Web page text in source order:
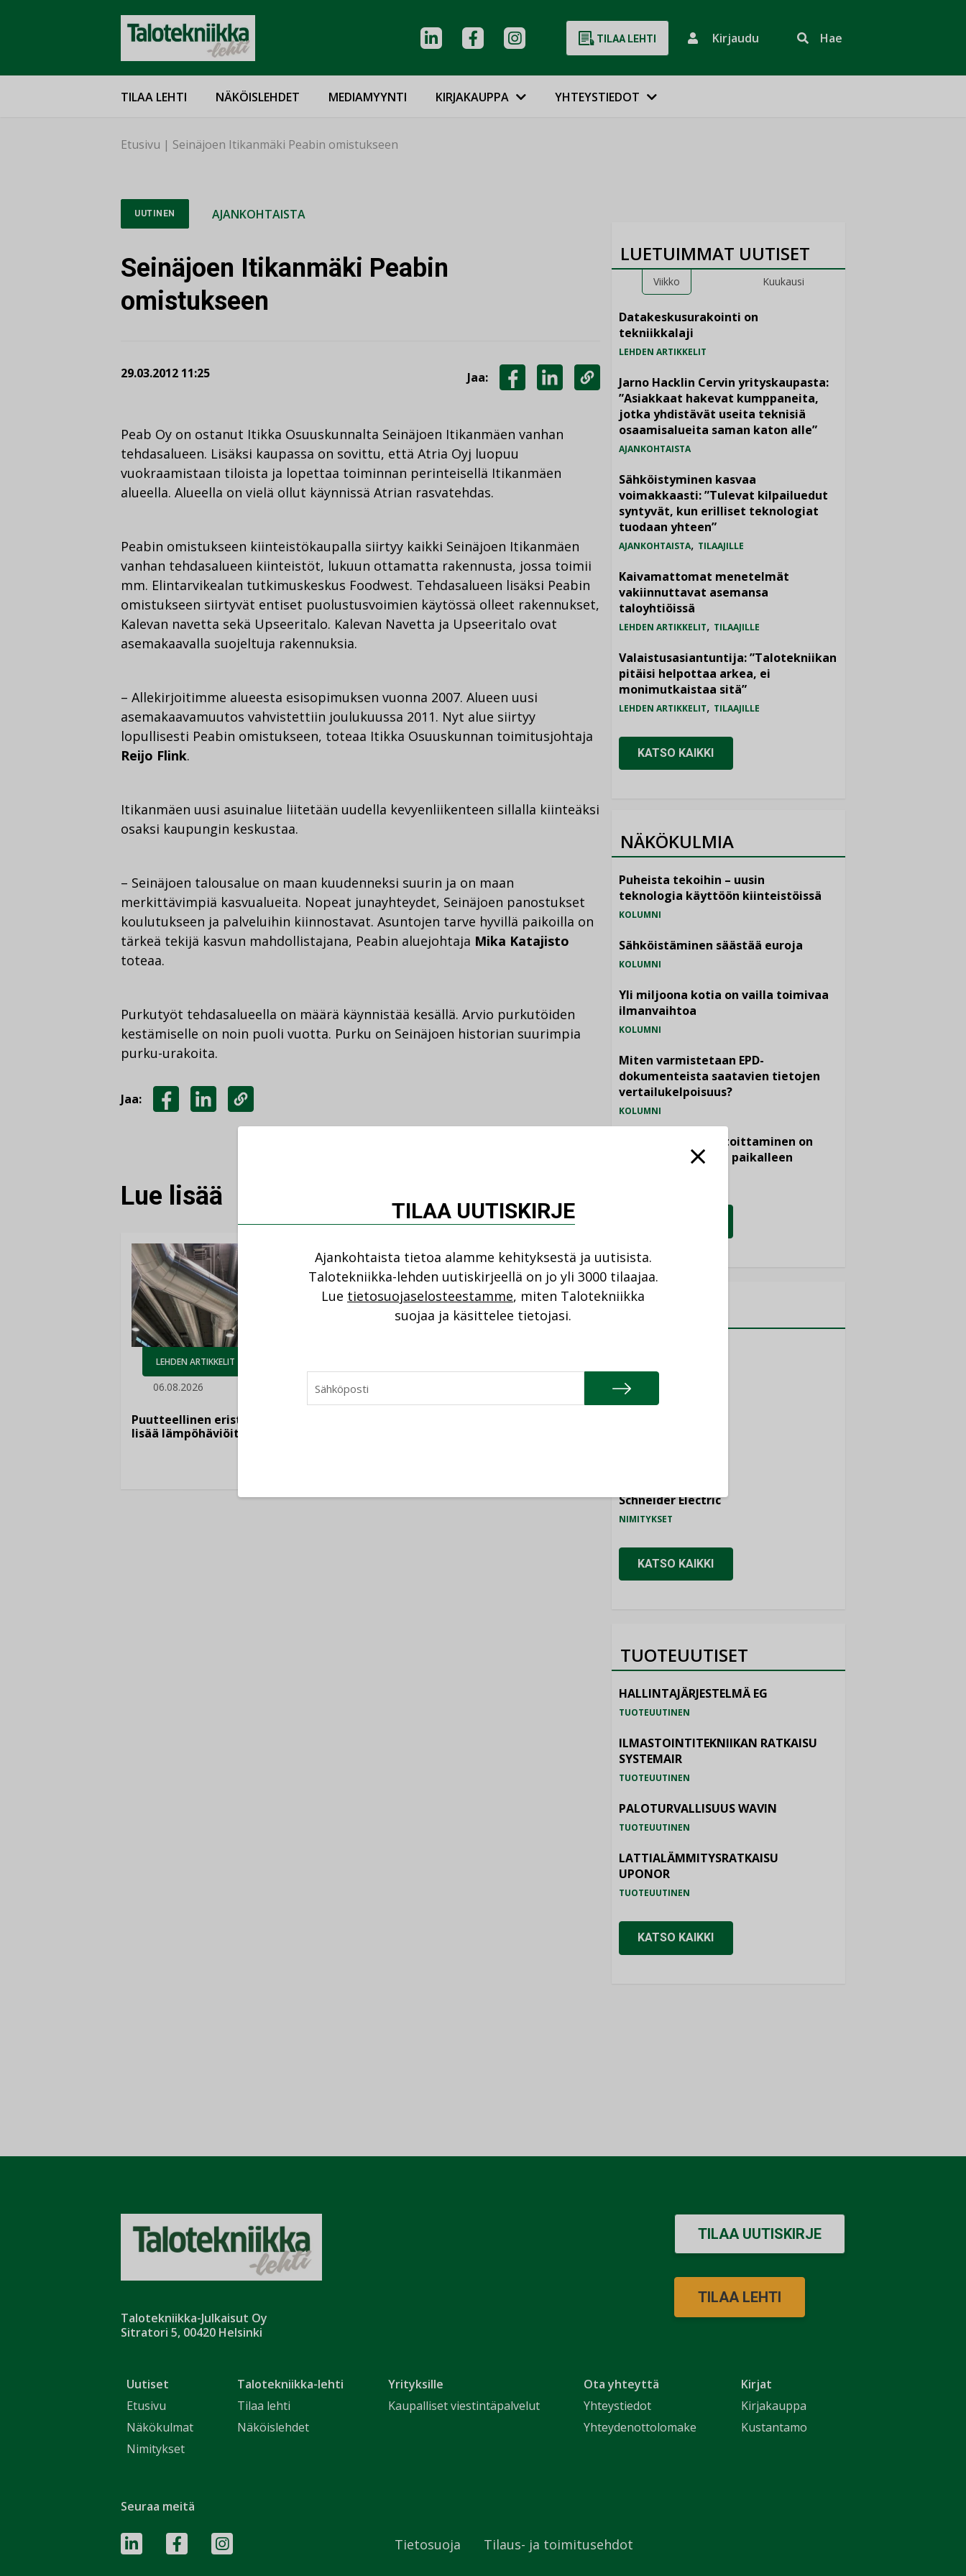
TILAA LEHTI Kirjaudu Hae
TILAA LEHTI NÄKÖISLEHDET MEDIAMYYNTI KIRJAKAUPPA YHTEYSTIEDOT
Etusivu | Seinäjoen Itikanmäki Peabin omistukseen
UUTINEN AJANKOHTAISTA
Seinäjoen Itikanmäki Peabin
omistukseen
29.03.2012 11:25 Jaa:
LINKEDINISSÄ
KOPIOI
LINKKI
Peab Oy on ostanut Itikka Osuuskunnalta Seinäjoen Itikanmäen vanhan
tehdasalueen. Lisäksi kaupassa on sovittu, että Atria Oyj luopuu
vuokraamistaan tiloista ja lopettaa toiminnan perinteisellä Itikanmäen
alueella. Alueella on vielä ollut käynnissä Atrian rasvatehdas.
Peabin omistukseen kiinteistökaupalla siirtyy kaikki Seinäjoen Itikanmäen
vanhan tehdasalueen kiinteistöt, lukuun ottamatta rakennusta, jossa toimii
mm. Elintarvikealan tutkimuskeskus Foodwest. Tehdasalueen lisäksi Peabin
omistukseen siirtyvät entiset puolustusvoimien käytössä olleet rakennukset,
Kalevan navetta sekä Upseeritalo. Kalevan Navetta ja Upseeritalo ovat
asemakaavalla suojeltuja rakennuksia.
– Allekirjoitimme alueesta esisopimuksen vuonna 2007. Alueen uusi
asemakaavamuutos vahvistettiin joulukuussa 2011. Nyt alue siirtyy
lopullisesti Peabin omistukseen, toteaa Itikka Osuuskunnan toimitusjohtaja
Reijo Flink.
Itikanmäen uusi asuinalue liitetään uudella kevyenliikenteen sillalla kiinteäksi
osaksi kaupungin keskustaa.
– Seinäjoen talousalue on maan kuudenneksi suurin ja on maan
merkittävimpiä kasvualueita. Nopeat junayhteydet, Seinäjoen panostukset
koulutukseen ja palveluihin kiinnostavat. Asuntojen tarve hyvillä paikoilla on
tärkeä tekijä kasvun mahdollistajana, Peabin aluejohtaja Mika Katajisto
toteaa.
Purkutyöt tehdasalueella on määrä käynnistää kesällä. Arvio purkutöiden
kestämiselle on noin puoli vuotta. Purku on Seinäjoen historian suurimpia
purku-urakoita.
Jaa:
Lue lisää
LEHDEN ARTIKKELIT
06.08.2026
Puutteellinen eristys
lisää lämpöhäviöitä
05.08.2026
Sähköistyminen
LUETUIMMAT UUTISET
Viikko Kuukausi
Datakeskusurakointi on
tekniikkalaji
LEHDEN ARTIKKELIT
Jarno Hacklin Cervin yrityskaupasta:
”Asiakkaat hakevat kumppaneita,
jotka yhdistävät useita teknisiä
osaamisalueita saman katon alle”
AJANKOHTAISTA
Sähköistyminen kasvaa
voimakkaasti: ”Tulevat kilpailuedut
syntyvät, kun erilliset teknologiat
tuodaan yhteen”
AJANKOHTAISTA, TILAAJILLE
Kaivamattomat menetelmät
vakiinnuttavat asemansa
taloyhtiöissä
LEHDEN ARTIKKELIT, TILAAJILLE
Valaistusasiantuntija: ”Talotekniikan
pitäisi helpottaa arkea, ei
monimutkaistaa sitä”
LEHDEN ARTIKKELIT, TILAAJILLE
KATSO KAIKKI
NÄKÖKULMIA
Puheista tekoihin – uusin
teknologia käyttöön kiinteistöissä
KOLUMNI
Sähköistäminen säästää euroja
KOLUMNI
Yli miljoona kotia on vailla toimivaa
ilmanvaihtoa
KOLUMNI
Miten varmistetaan EPD-
dokumenteista saatavien tietojen
vertailukelpoisuus?
KOLUMNI
Vesi- ja viemärimitoittaminen on
jämähtänyt ajassa paikalleen
NIMITYKSET
Schneider Electric
NIMITYKSET
KATSO KAIKKI
TUOTEUUTISET
HALLINTAJÄRJESTELMÄ EG
TUOTEUUTINEN
ILMASTOINTITEKNIIKAN RATKAISU
SYSTEMAIR
TUOTEUUTINEN
PALOTURVALLISUUS WAVIN
TUOTEUUTINEN
LATTIALÄMMITYSRATKAISU
UPONOR
TUOTEUUTINEN
KATSO KAIKKI
Talotekniikka-Julkaisut Oy
Sitratori 5, 00420 Helsinki
Uutiset
Etusivu
Näkökulmat
Nimitykset
Talotekniikka-lehti
Tilaa lehti
Näköislehdet
Yrityksille
Kaupalliset viestintäpalvelut
Ota yhteyttä
Yhteystiedot
Yhteydenottolomake
Kirjat
Kirjakauppa
Kustantamo
TILAA UUTISKIRJE
TILAA LEHTI
Seuraa meitä
Tietosuoja Tilaus- ja toimitusehdot
TILAA UUTISKIRJE
Ajankohtaista tietoa alamme kehityksestä ja uutisista.
Talotekniikka-lehden uutiskirjeellä on jo yli 3000 tilaajaa.
Lue tietosuojaselosteestamme, miten Talotekniikka
suojaa ja käsittelee tietojasi.